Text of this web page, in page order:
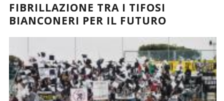
FIBRILLAZIONE TRA I TIFOSI
BIANCONERI PER IL FUTURO